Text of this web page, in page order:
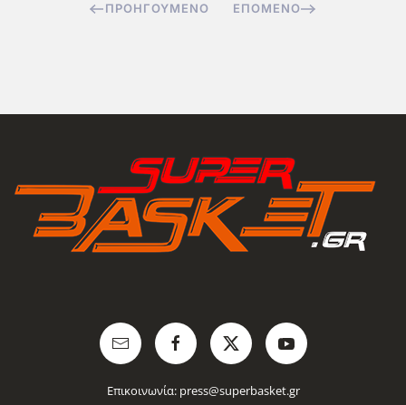
ΠΡΟΗΓΟΎΜΕΝΟ ΕΠΌΜΕΝΟ
Επικοινωνία: press@superbasket.gr